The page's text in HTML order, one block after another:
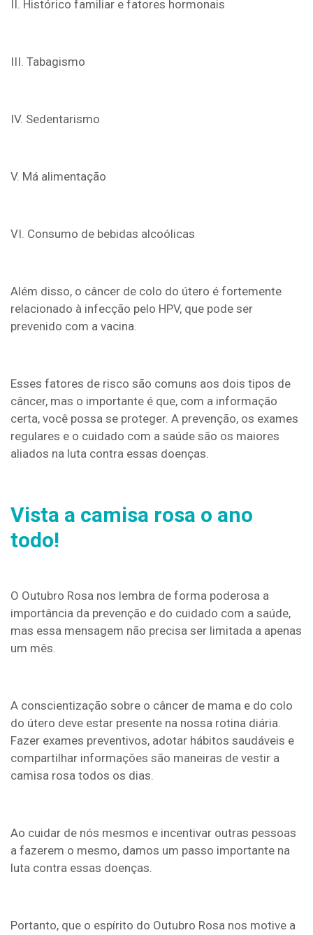
II. Histórico familiar e fatores hormonais
III. Tabagismo
IV. Sedentarismo
V. Má alimentação
VI. Consumo de bebidas alcoólicas
Além disso, o câncer de colo do útero é fortemente
relacionado à infecção pelo HPV, que pode ser
prevenido com a vacina.
Esses fatores de risco são comuns aos dois tipos de
câncer, mas o importante é que, com a informação
certa, você possa se proteger. A prevenção, os exames
regulares e o cuidado com a saúde são os maiores
aliados na luta contra essas doenças.
Vista a camisa rosa o ano
todo!
O Outubro Rosa nos lembra de forma poderosa a
importância da prevenção e do cuidado com a saúde,
mas essa mensagem não precisa ser limitada a apenas
um mês.
A conscientização sobre o câncer de mama e do colo
do útero deve estar presente na nossa rotina diária.
Fazer exames preventivos, adotar hábitos saudáveis e
compartilhar informações são maneiras de vestir a
camisa rosa todos os dias.
Ao cuidar de nós mesmos e incentivar outras pessoas
a fazerem o mesmo, damos um passo importante na
luta contra essas doenças.
Portanto, que o espírito do Outubro Rosa nos motive a